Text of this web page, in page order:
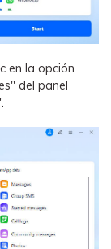
en la opción
del panel